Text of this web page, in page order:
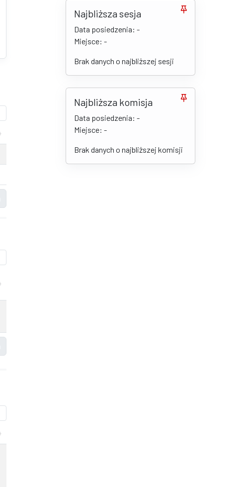
Najbliższa sesja
Data posiedzenia: -
Miejsce: -
Brak danych o najbliższej sesji
Najbliższa komisja
Data posiedzenia: -
Miejsce: -
Brak danych o najbliższej komisji